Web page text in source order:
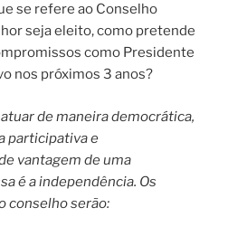
se refere ao Conselho
seja eleito, como pretende
como Presidente
nos próximos 3 anos?
de maneira democrática,
participativa e
vantagem de uma
é a independência. Os
conselho serão: